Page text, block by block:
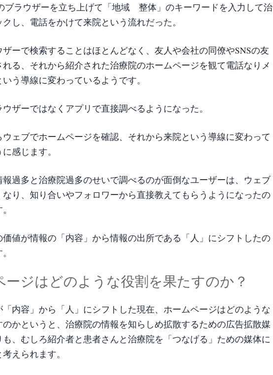
ブラウザーを立ち上げて「地域 整体」のキーワードを入力して治
し、電話をかけて来院という流れだった。
ーで検索することはほとんどなく、友人や会社の同僚やSNSの友
れる、それから紹介された治療院のホームページを観て電話なりメ
う導線に変わっているようです。
ザーではなくアプリで直接調べるようになった。
ェブでホームページを確認、それから来院という導線に変わって
感じます。
報過多と治療院過多のせいで調べるのが面倒なユーザーは、ウェブ
り、知り合いやフォロワーから直接教えてもらうようになったの
価値が情報の「内容」から情報の出所である「人」にシフトしたの
ージはどのような役割を果たすのか？
内容」から「人」にシフトした現在、ホームページはどのような
かというと、治療院の情報を知らしめ拡散するための広告拡散媒
、むしろ紹介者と患者さんと治療院を「つなげる」ための媒体に
えられます。